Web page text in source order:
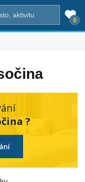
0
?